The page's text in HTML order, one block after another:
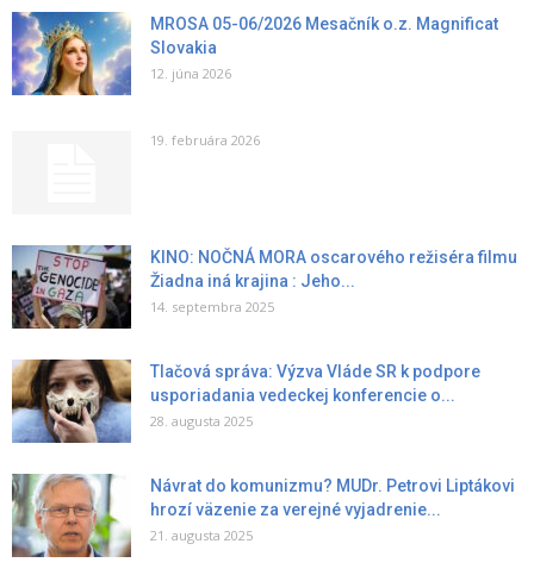
MROSA 05-06/2026 Mesačník o.z. Magnificat
Slovakia
12. júna 2026
19. februára 2026
KINO: NOČNÁ MORA oscarového režiséra filmu
Žiadna iná krajina : Jeho...
14. septembra 2025
Tlačová správa: Výzva Vláde SR k podpore
usporiadania vedeckej konferencie o...
28. augusta 2025
Návrat do komunizmu? MUDr. Petrovi Liptákovi
hrozí väzenie za verejné vyjadrenie...
21. augusta 2025